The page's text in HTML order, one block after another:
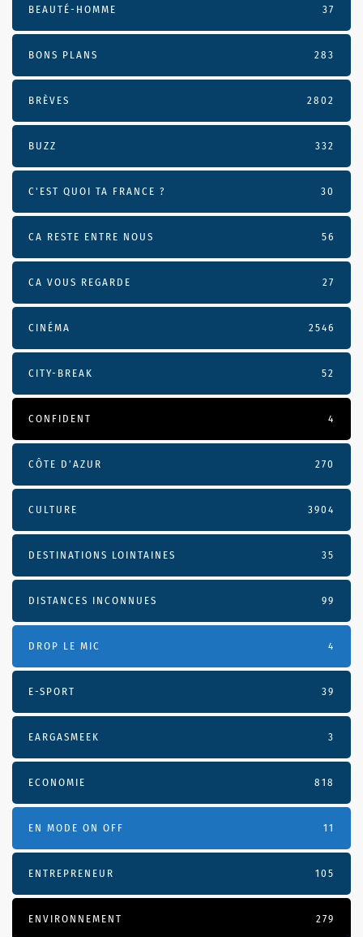
BEAUTÉ-HOMME 37
BONS PLANS 283
BRÈVES 2802
BUZZ 332
C'EST QUOI TA FRANCE ? 30
CA RESTE ENTRE NOUS 56
CA VOUS REGARDE 27
CINÉMA 2546
CITY-BREAK 52
CONFIDENT 4
CÔTE D’AZUR 270
CULTURE 3904
DESTINATIONS LOINTAINES 35
DISTANCES INCONNUES 99
DROP LE MIC 4
E-SPORT 39
EARGASMEEK 3
ECONOMIE 818
EN MODE ON OFF 11
ENTREPRENEUR 105
ENVIRONNEMENT 279